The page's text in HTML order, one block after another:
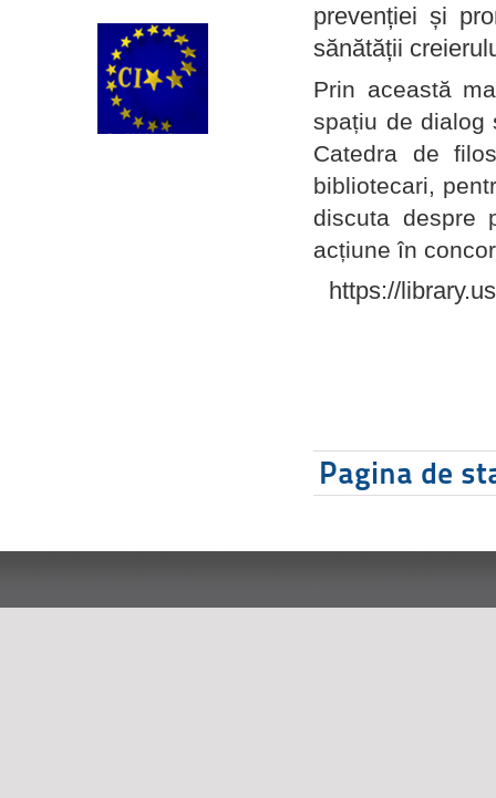
prevenției și
sănătății
Prin această
spațiu de dialog
Catedra de
bibliotecari,
discuta despre
acțiune în
https://
Pagina de